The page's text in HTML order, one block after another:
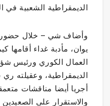
الديمقراطية الشعبية في
وأضاف شي – خلال حضوره
يوان، مأدبة غداء أقامها
العمال الكوري ورئيس
الديمقراطية، وعقيلته
أجريا أيضا مناقشات
والاستقرار على الصعيدين